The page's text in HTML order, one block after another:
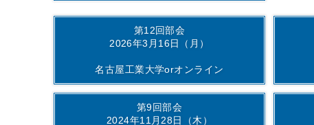
第12回部会
2026年3月16日（月）
名古屋工業大学orオンライン
第9回部会
2024年11月28日（木）